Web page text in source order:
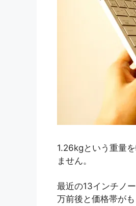
1.26kgという重量
ません。
最近の13インチノ
万前後と価格帯が